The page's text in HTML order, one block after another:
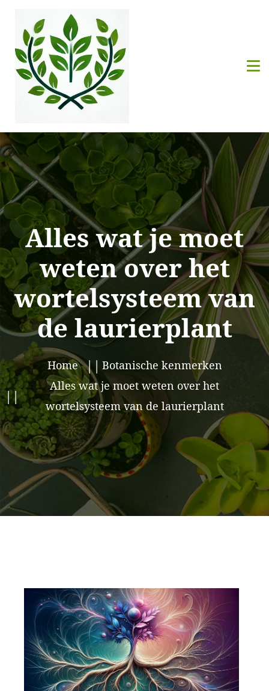
Alles wat je moet
weten over het
wortelsysteem van
de laurierplant
Home
Botanische kenmerken
Alles wat je moet weten over het
wortelsysteem van de laurierplant